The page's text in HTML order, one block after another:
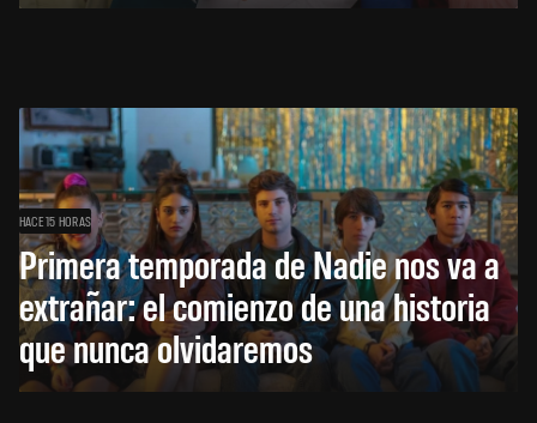
HACE 15 HORAS
Primera temporada de Nadie nos va a
extrañar: el comienzo de una historia
que nunca olvidaremos